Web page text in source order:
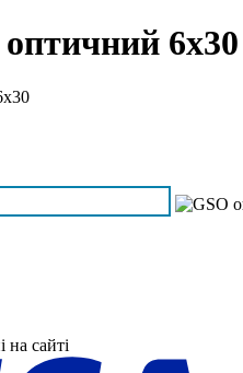
6x30
сайті